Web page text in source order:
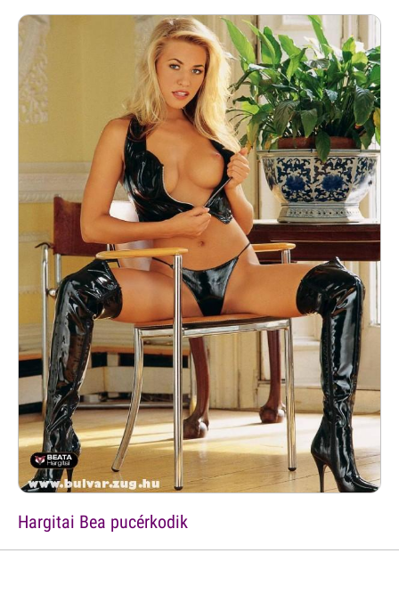
Hargitai Bea pucérkodik